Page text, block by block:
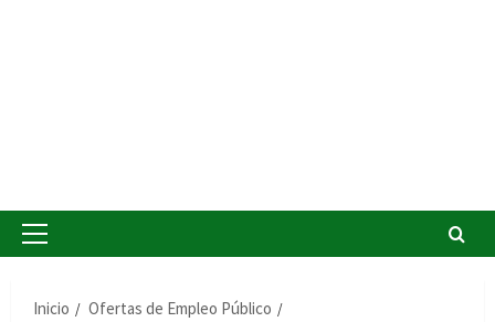
Menú
Inicio
Ofertas de Empleo Público